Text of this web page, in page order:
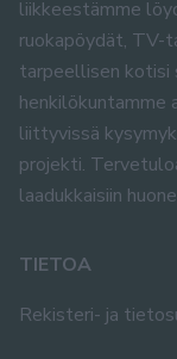
liikkeestämme
ruokapöydät, TV-
tarpeellisen kotisi
henkilökuntamme
liittyvissä
projekti.
laadukkaisiin
TIETOA
Rekisteri- ja